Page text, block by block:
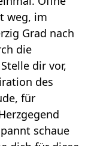
weg, im
Grad nach
die
dir vor,
des
für
schaue